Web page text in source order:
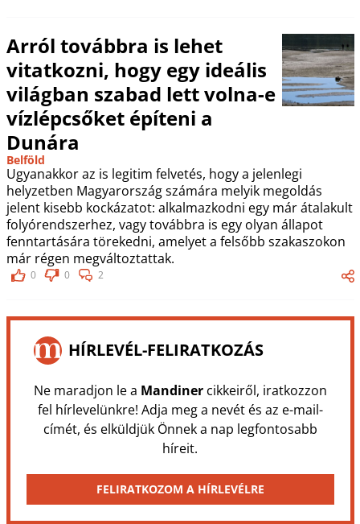
Arról továbbra is lehet
vitatkozni, hogy egy ideális
világban szabad lett volna-e
vízlépcsőket építeni a
Dunára
Belföld
Ugyanakkor az is legitim felvetés, hogy a jelenlegi
helyzetben Magyarország számára melyik megoldás
jelent kisebb kockázatot: alkalmazkodni egy már átalakult
folyórendszerhez, vagy továbbra is egy olyan állapot
fenntartására törekedni, amelyet a felsőbb szakaszokon
már régen megváltoztattak.
0 0 2
HÍRLEVÉL-FELIRATKOZÁS
Ne maradjon le a Mandinercikkeiről, iratkozzon
fel hírlevelünkre! Adja meg a nevét és az e-mail-
címét, és elküldjük Önnek a nap legfontosabb
híreit.
FELIRATKOZOM A HÍRLEVÉLRE